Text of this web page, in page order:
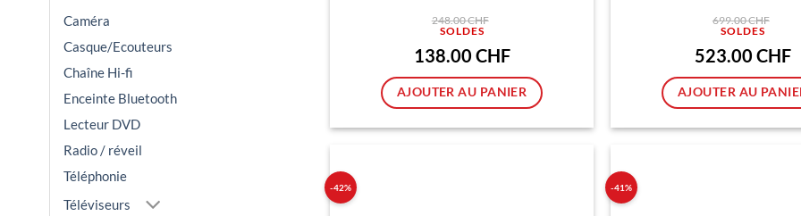
Caméra
Casque/Ecouteurs
Chaîne Hi-fi
Enceinte Bluetooth
Lecteur DVD
Radio / réveil
Téléphonie
Téléviseurs
248.00CHF
était :
248.00 CHF.
138.00 CHFLe
actuel
est :
138.00 CHF.
AJOUTER AU PANIER
699.00CHF
était :
523.00 CHFLe
AJOUTER AU
-42% -41%